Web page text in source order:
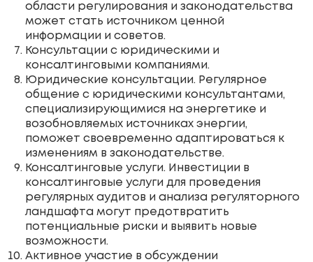
области регулирования и законодательства
может стать источником ценной
информации и советов.
Консультации с юридическими и
консалтинговыми компаниями.
Юридические консультации. Регулярное
общение с юридическими консультантами,
специализирующимися на энергетике и
возобновляемых источниках энергии,
поможет своевременно адаптироваться к
изменениям в законодательстве.
Консалтинговые услуги. Инвестиции в
консалтинговые услуги для проведения
регулярных аудитов и анализа регуляторного
ландшафта могут предотвратить
потенциальные риски и выявить новые
возможности.
Активное участие в обсуждении